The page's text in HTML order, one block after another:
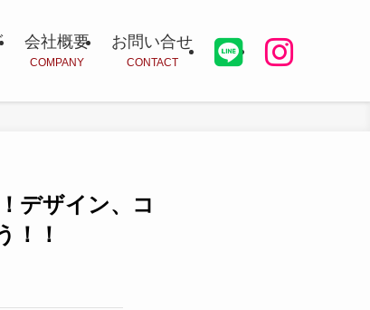
会社概要
COMPANY
お問い合せ
CONTACT
デザイン、コ
！！